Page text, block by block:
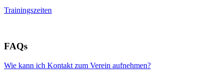
Trainingszeiten
FAQs
Wie kann ich Kontakt zum Verein aufnehmen?